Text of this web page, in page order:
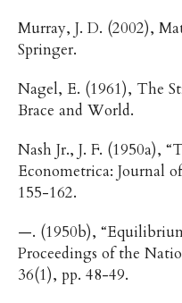
Murray, J. D. (2002),
Springer.
Nagel, E. (1961), The
Brace and World.
Nash Jr., J. F. (1950a),
Econometrica: Journal
155-162.
—. (1950b),
Proceedings of the
36(1), pp. 48-49.